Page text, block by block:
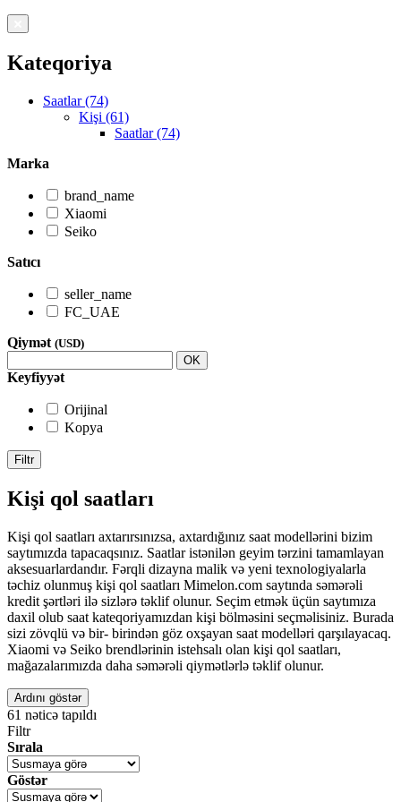
Kateqoriya
Saatlar (74)
Kişi (61)
Saatlar (74)
Marka
brand_name
Xiaomi
Seiko
Satıcı
seller_name
FC_UAE
Qiymət (USD)
OK
Keyfiyyət
Orijinal
Kopya
Filtr
Kişi qol saatları
Kişi qol saatları axtarırsınızsa, axtardığınız saat modellərini bizim
saytımızda tapacaqsınız. Saatlar istənilən geyim tərzini tamamlayan
aksesuarlardandır. Fərqli dizayna malik və yeni texnologiyalarla
təchiz olunmuş kişi qol saatları Mimelon.com saytında səmərəli
kredit şərtləri ilə sizlərə təklif olunur. Seçim etmək üçün saytımıza
daxil olub saat kateqoriyamızdan kişi bölməsini seçməlisiniz. Burada
sizi zövqlü və bir- birindən göz oxşayan saat modelləri qarşılayacaq.
Xiaomi və Seiko brendlərinin istehsalı olan kişi qol saatları,
mağazalarımızda daha səmərəli qiymətlərlə təklif olunur.
Ardını göstər
61 nəticə tapıldı
Filtr
Sırala
Göstər